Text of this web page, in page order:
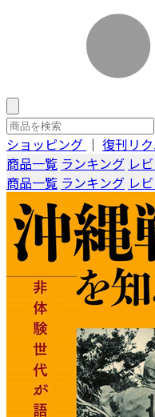
ショッピング ｜ 復刊リ
商品一覧 ランキング レ
商品一覧 ランキング レ